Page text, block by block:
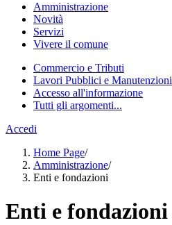
Amministrazione
Novità
Servizi
Vivere il comune
Commercio e Tributi
Lavori Pubblici e Manutenzioni
Accesso all'informazione
Tutti gli argomenti...
Accedi
Home Page/
Amministrazione/
Enti e fondazioni
Enti e fondazioni